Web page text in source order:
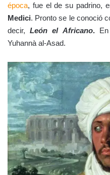
época, fue el de su padrino,
Medici. Pronto se le conoció
decir,León el Africano.
Yuhannà al-Asad.